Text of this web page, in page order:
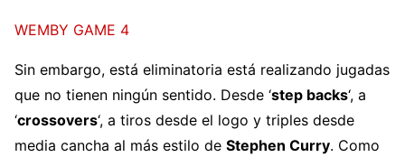
WEMBY GAME 4
Sin embargo, está eliminatoria está realizando jugadas
que no tienen ningún sentido. Desde ‘step backs‘, a
‘crossovers‘, a tiros desde el logo y triples desde
media cancha al más estilo de Stephen Curry. Como